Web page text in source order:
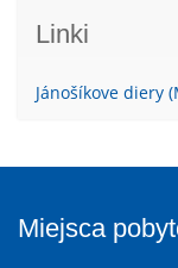
Linki
Jánošíkove diery
Miejsca